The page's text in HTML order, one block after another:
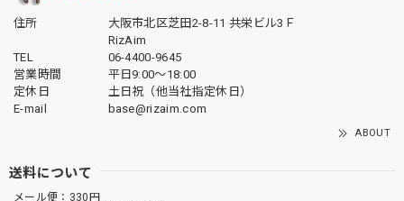
住所
大阪市北区芝田2-8-11 共栄ビル3Ｆ
RizAim
TEL
06-4400-9645
営業時間
平日9:00～18:00
定休日
土日祝（他当社指定休日）
E-mail
base@rizaim.com
ABOUT
送料について
メール便：330円